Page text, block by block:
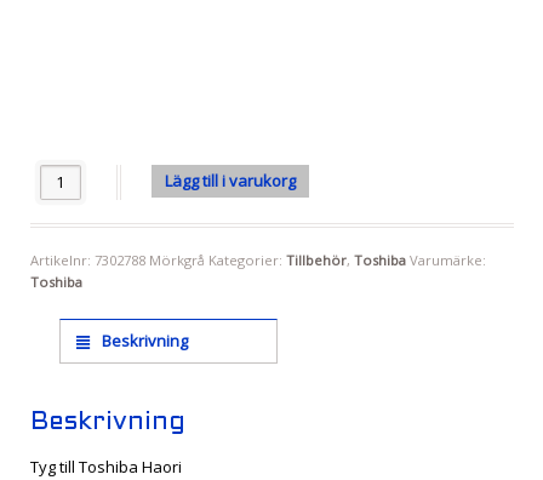
Antal Lägg till i varukorg
Artikelnr: 7302788 Mörkgrå Kategorier: Tillbehör, Toshiba Varumärke:
Toshiba
Beskrivning
Beskrivning
Tyg till Toshiba Haori